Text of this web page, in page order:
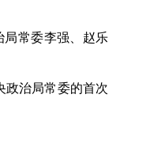
常委李强、赵乐
治局常委的首次